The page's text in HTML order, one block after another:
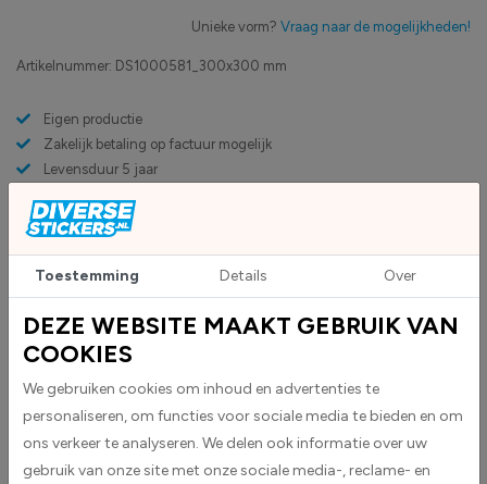
Artikelnummer: DS1000581_300x300 mm
Eigen productie
Zakelijk betaling op factuur mogelijk
Levensduur 5 jaar
High-tack folie met maximale grip
Unieke vorm? Vraag naar de mogelijkheden!
BESCHRIJVING
Radioactief stickers worden geleverd als vierkante stickers.UNO-
StofidentificatienummerIn het midden is een uitsparing
Toestemming Details Over
DEZE WEBSITE MAAKT GEBRUIK VAN
COOKIES
We gebruiken cookies om inhoud en advertenties te
personaliseren, om functies voor sociale media te bieden en om
ons verkeer te analyseren. We delen ook informatie over uw
gebruik van onze site met onze sociale media-, reclame- en